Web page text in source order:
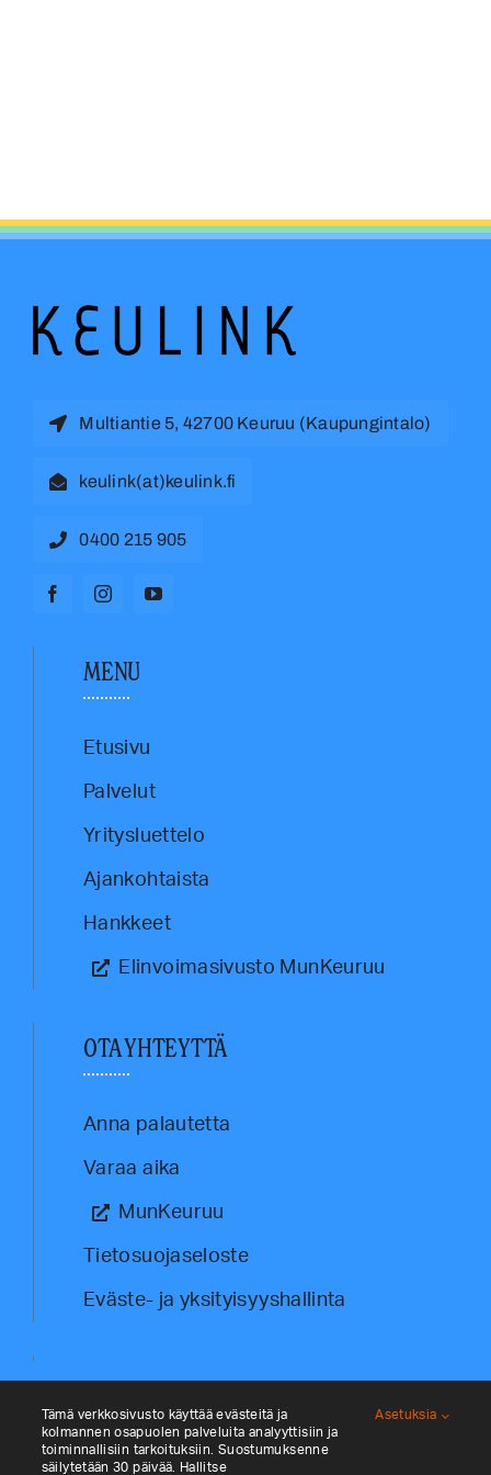
Multiantie 5, 42700 Keuruu (Kaupungintalo)
keulink(at)keulink.fi
0400 215 905
MENU
Etusivu
Palvelut
Yritysluettelo
Ajankohtaista
Hankkeet
Elinvoimasivusto MunKeuruu
OTA YHTEYTTÄ
Anna palautetta
Varaa aika
MunKeuruu
Tietosuojaseloste
Eväste- ja yksityisyyshallinta
Tämä verkkosivusto käyttää evästeitä ja
kolmannen osapuolen palveluita analyyttisiin ja
toiminnallisiin tarkoituksiin. Suostumuksenne
säilytetään 30 päivää. Hallitse
Asetuksia